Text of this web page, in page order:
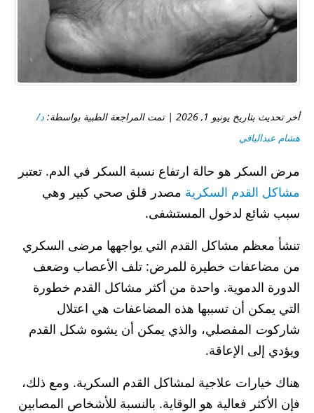
أخر تحديث بتاريخ يونيو 1, 2026 | تمت المراجعة الطبية بواسطة:
د/
هشام عبدالباقي
مرض السكر هو حالة ارتفاع نسبة السكر في الدم. تعتبر
مشاكل القدم السكرية مصدر قلق صحي كبير وهي
سبب شائع لدخول المستشفى.
تنشأ معظم مشاكل القدم التي يواجهها مرضى السكري
من مضاعفات خطيرة للمرض: تلف الأعصاب وضعف
الدورة الدموية. واحدة من أكثر مشاكل القدم خطورة
التي يمكن أن تسببها هذه المضاعفات هي اعتلال
شاركوت المفصلي، والذي يمكن أن يشوه شكل القدم
ويؤدي إلى الإعاقة.
هناك خيارات علاجية لمشاكل القدم السكرية. ومع ذلك،
فإن الأكثر فعالية هو الوقاية. بالنسبة للأشخاص المصابين